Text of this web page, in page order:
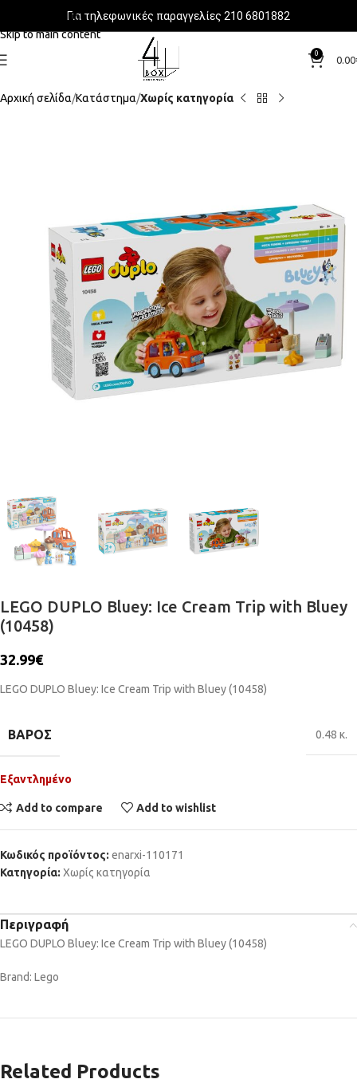
Skip to navigation
Skip to main content
Για τηλεφωνικές παραγγελίες 210 6801882
0
0.00
Αρχική σελίδα Κατάστημα Χωρίς κατηγορία
LEGO DUPLO Bluey: Ice Cream Trip with Bluey
(10458)
32.99€
LEGO DUPLO Bluey: Ice Cream Trip with Bluey (10458)
ΒΆΡΟΣ 0.48 κ.
Εξαντλημένο
Add to compare Add to wishlist
Κωδικός προϊόντος: enarxi-110171
Κατηγορία: Χωρίς κατηγορία
Περιγραφή
LEGO DUPLO Bluey: Ice Cream Trip with Bluey (10458)
Brand: Lego
Related Products